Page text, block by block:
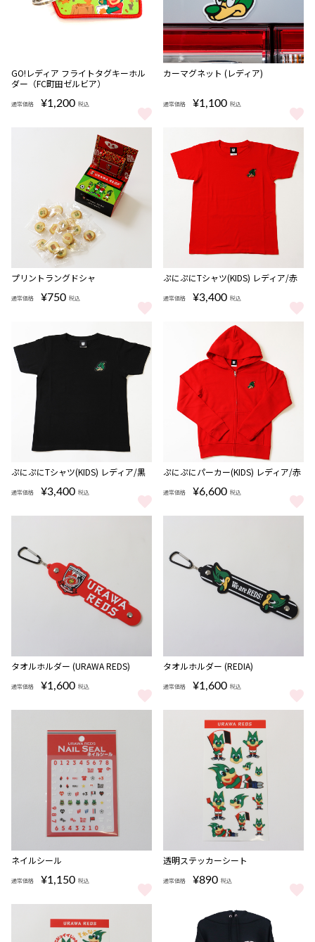
GO!レディア フライトタグキーホル
ダー（FC町田ゼルビア）
通常価格 ¥1,200 税込
GO!レディア フライトタグキーホルダー（FC町田ゼルビア） をもっ
カーマグネット (レディア)
通常価格 ¥1,100 税込
カーマグネット (レディア) をもっ
プリントラングドシャ
通常価格 ¥750 税込
プリントラングドシャ をもっと見る
ぷにぷにTシャツ(KIDS) レディア/赤
通常価格 ¥3,400 税込
ぷにぷにTシャツ(KIDS) レディア
ぷにぷにTシャツ(KIDS) レディア/黒
通常価格 ¥3,400 税込
ぷにぷにTシャツ(KIDS) レディア/黒 をもっと見る
ぷにぷにパーカー(KIDS) レディア/赤
通常価格 ¥6,600 税込
ぷにぷにパーカー(KIDS) レディ
タオルホルダー (URAWA REDS)
通常価格 ¥1,600 税込
タオルホルダー (URAWA REDS) をもっと見る
タオルホルダー (REDIA)
通常価格 ¥1,600 税込
タオルホルダー (REDIA) をもっ
ネイルシール
通常価格 ¥1,150 税込
透明ステッカーシート
通常価格 ¥890 税込
透明ステッカーシート をもっと